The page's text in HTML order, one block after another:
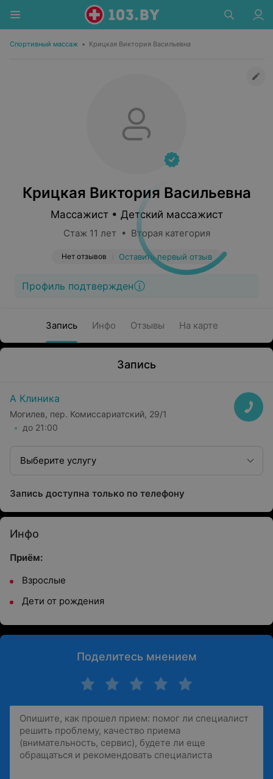
Спортивный массаж • Крицкая Виктория Васильевна
Крицкая Виктория Васильевна
Массажист • Детский массажист
Стаж 11 лет • Вторая категория
Нет отзывов Оставить первый отзыв
Профиль подтвержден
Запись Инфо Отзывы На карте
Запись
А Клиника
Могилев, пер. Комиссариатский, 29/1
до 21:00
Выберите услугу
Запись доступна только по телефону
Инфо
Приём:
Взрослые
Дети от рождения
Поделитесь мнением